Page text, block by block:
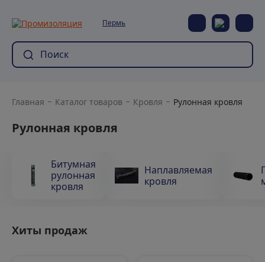
Пермь
Главная Каталог товаров Кровля Рулонная кровля
Рулонная кровля
Битумная
рулонная
кровля
Наплавляемая
кровля
Хиты продаж